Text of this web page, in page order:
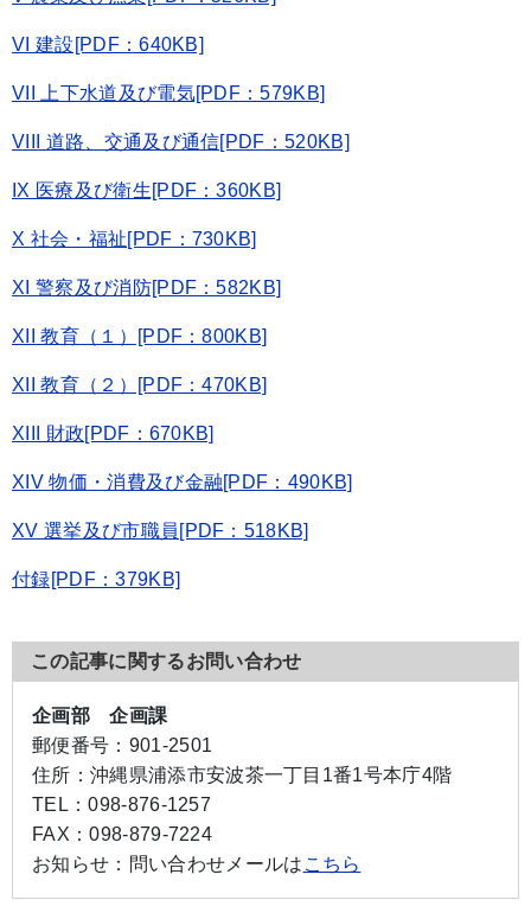
VI 建設[PDF：640KB]
VII 上下水道及び電気[PDF：579KB]
VIII 道路、交通及び通信[PDF：520KB]
IX 医療及び衛生[PDF：360KB]
X 社会・福祉[PDF：730KB]
XI 警察及び消防[PDF：582KB]
XII 教育（１）[PDF：800KB]
XII 教育（２）[PDF：470KB]
XIII 財政[PDF：670KB]
XIV 物価・消費及び金融[PDF：490KB]
XV 選挙及び市職員[PDF：518KB]
付録[PDF：379KB]
この記事に関するお問い合わせ
企画部 企画課
郵便番号： 901-2501
住所： 沖縄県浦添市安波茶一丁目1番1号本庁4階
TEL：098-876-1257
FAX：098-879-7224
お知らせ： 問い合わせメールは こちら